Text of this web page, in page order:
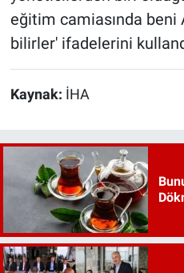
eğitim camiasında beni
bilirler' ifadelerini
Kaynak: İHA